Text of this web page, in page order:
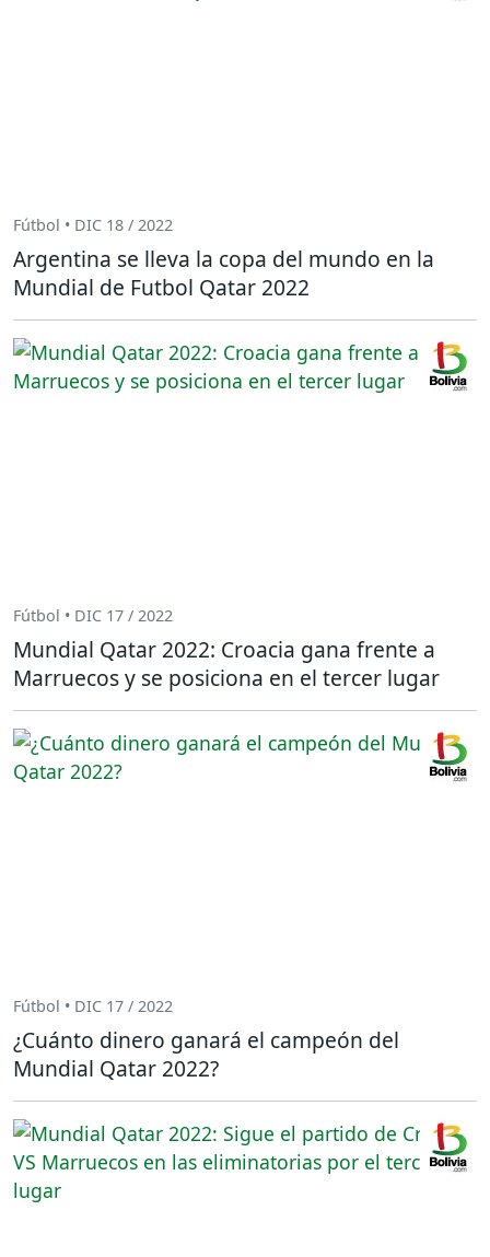
Fútbol • DIC 18 / 2022
Argentina se lleva la copa del mundo en la
Mundial de Futbol Qatar 2022
Fútbol • DIC 17 / 2022
Mundial Qatar 2022: Croacia gana frente a
Marruecos y se posiciona en el tercer lugar
Fútbol • DIC 17 / 2022
¿Cuánto dinero ganará el campeón del
Mundial Qatar 2022?